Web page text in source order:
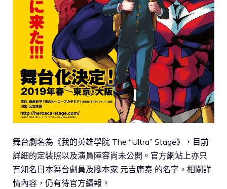
舞台劇名為《我的英雄學院 The “Ultra” Stage》，目前
詳細的定裝照以及演員陣容尚未公開。官方網站上亦只
有知名日本舞台劇員及腳本家 元吉庸泰 的名字。相關詳
情內容，仍有待官方續報。